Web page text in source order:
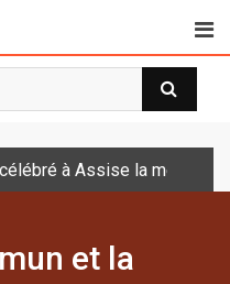
à Assise la messe
et la